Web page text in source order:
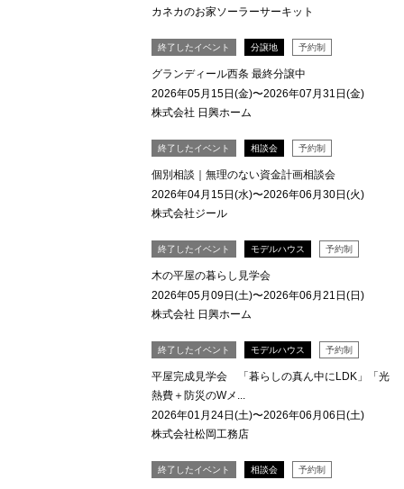
カネカのお家ソーラーサーキット
終了したイベント 分譲地 予約制
グランディール西条 最終分譲中
2026年05月15日(金)〜2026年07月31日(金)
株式会社 日興ホーム
終了したイベント 相談会 予約制
個別相談｜無理のない資金計画相談会
2026年04月15日(水)〜2026年06月30日(火)
株式会社ジール
終了したイベント モデルハウス 予約制
木の平屋の暮らし見学会
2026年05月09日(土)〜2026年06月21日(日)
株式会社 日興ホーム
終了したイベント モデルハウス 予約制
平屋完成見学会 「暮らしの真ん中にLDK」「光
熱費＋防災のWメ...
2026年01月24日(土)〜2026年06月06日(土)
株式会社松岡工務店
終了したイベント 相談会 予約制